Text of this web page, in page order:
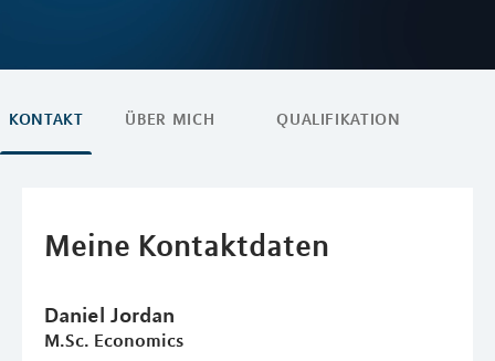
KONTAKT ÜBER MICH QUALIFIKATION
Meine Kontaktdaten
Daniel Jordan
M.Sc. Economics